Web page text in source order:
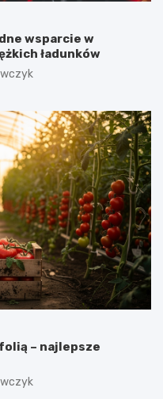
wsparcie w
ładunków
– najlepsze